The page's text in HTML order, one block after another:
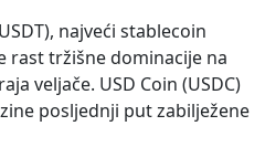
najveći stablecoin
rast tržišne dominacije na
veljače. USD Coin (USDC)
posljednji put zabilježene